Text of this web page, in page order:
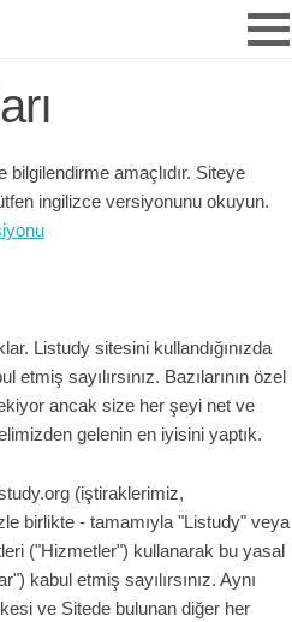
amaçlıdır. Siteye
ingilizce versiyonunu okuyun.
Listudy sitesini kullandığınızda
sayılırsınız. Bazılarının özel
ancak size her şeyi net ve
gelenin en iyisini yaptık.
(iştiraklerimiz,
birlikte - tamamıyla "Listudy" veya
("Hizmetler") kullanarak bu yasal
kabul etmiş sayılırsınız. Aynı
ve Sitede bulunan diğer her